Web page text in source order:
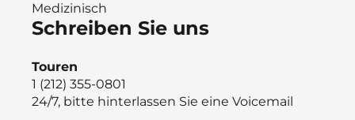
Medizinisch
Schreiben Sie uns
Touren
1 (212) 355-0801
24/7, bitte hinterlassen Sie eine Voicemail